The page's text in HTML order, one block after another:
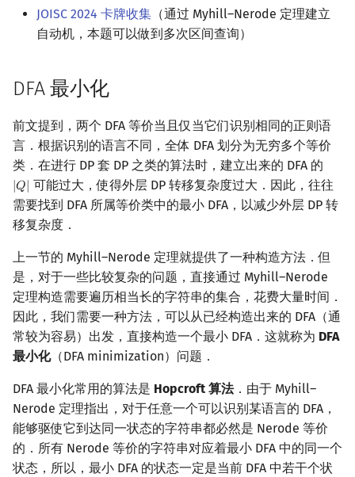
JOISC 2024 卡牌收集 （通过 Myhill–Nerode 定理建立
自动机，本题可以做到多次区间查询）
DFA 最小化
前文提到，两个 DFA 等价当且仅当它们识别相同的正则语
言．根据识别的语言不同，全体 DFA 划分为无穷多个等价
类．在进行 DP 套 DP 之类的算法时，建立出来的 DFA 的
|𝑄|
|Q 可能过大，使得外层 DP 转移复杂度过大．因此，往往
需要找到 DFA 所属等价类中的最小 DFA，以减少外层 DP 转
移复杂度．
上一节的 Myhill–Nerode 定理就提供了一种构造方法．但
是，对于一些比较复杂的问题，直接通过 Myhill–Nerode
定理构造需要遍历相当长的字符串的集合，花费大量时间．
因此，我们需要一种方法，可以从已经构造出来的 DFA（通
常较为容易）出发，直接构造一个最小 DFA．这就称为 DFA
最小化（DFA minimization）问题．
DFA 最小化常用的算法是 Hopcroft 算法．由于 Myhill–
Nerode 定理指出，对于任意一个可以识别某语言的 DFA，
能够驱使它到达同一状态的字符串都必然是 Nerode 等价
的．所有 Nerode 等价的字符串对应着最小 DFA 中的同一个
状态，所以，最小 DFA 的状态一定是当前 DFA 中若干个状